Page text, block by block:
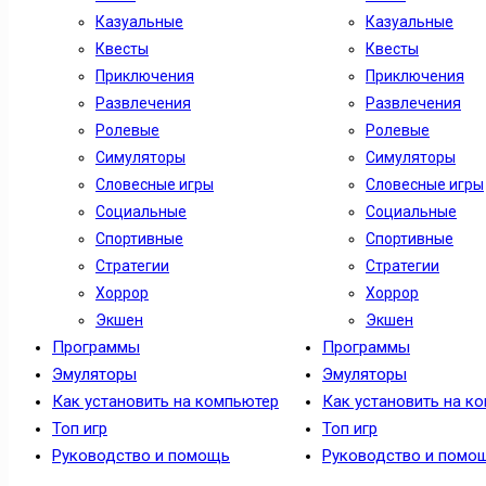
Казуальные
Квесты
Приключения
Развлечения
Ролевые
Симуляторы
Словесные игры
Социальные
Спортивные
Стратегии
Хоррор
Экшен
Программы
Эмуляторы
Как установить на компьютер
Топ игр
Руководство и помощь
Казуальные
Квесты
Приключения
Развлечения
Ролевые
Симуляторы
Словесные игры
Социальные
Спортивные
Стратегии
Хоррор
Экшен
Программы
Эмуляторы
Как установить на
Топ игр
Руководство и